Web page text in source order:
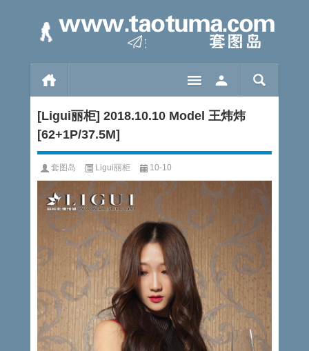
[Ligui丽柜] 2018.10.10 Model 王炜炜
[62+1P/37.5M]
套图岛 Ligui丽柜 10-10